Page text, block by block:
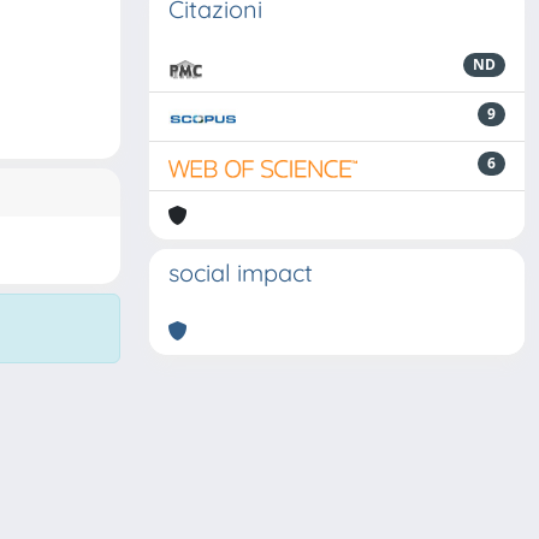
Citazioni
ND
9
6
social impact